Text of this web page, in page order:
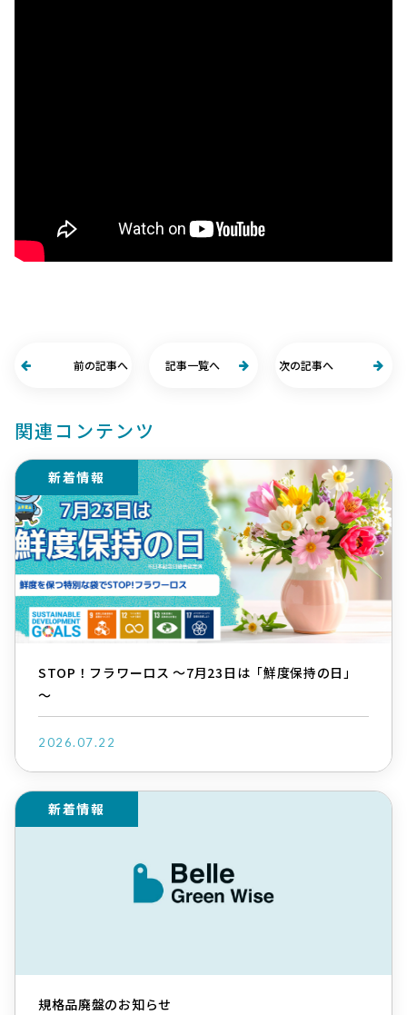
前の記事へ 記事一覧へ 次の記事へ
関連コンテンツ
新着情報
STOP！フラワーロス ～7月23日は「鮮度保持の日」
～
2026.07.22
新着情報
規格品廃盤のお知らせ